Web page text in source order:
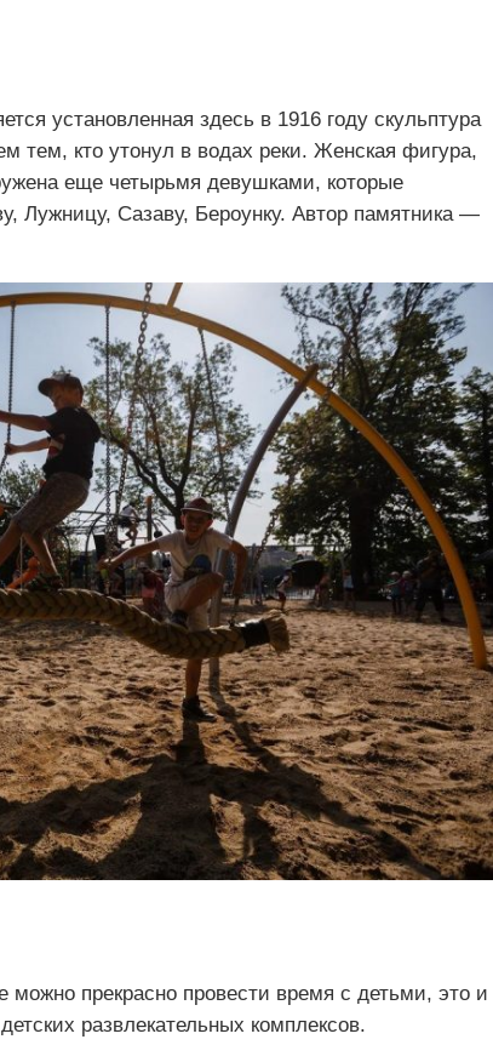
установленная здесь в 1916 году скульптура
тем, кто утонул в водах реки. Женская фигура,
еще четырьмя девушками, которые
Лужницу, Сазаву, Бероунку. Автор памятника —
можно прекрасно провести время с детьми, это и
развлекательных комплексов.